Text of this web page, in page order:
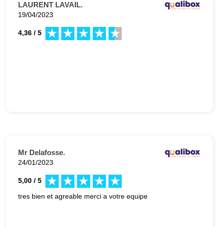
LAURENT LAVAIL.
19/04/2023
4,36 / 5
Mr Delafosse.
24/01/2023
5,00 / 5
tres bien et agreable merci a votre equipe